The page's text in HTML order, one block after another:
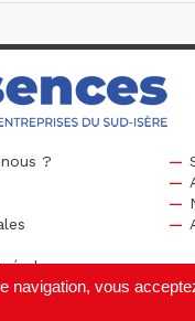
?
navigation, vous